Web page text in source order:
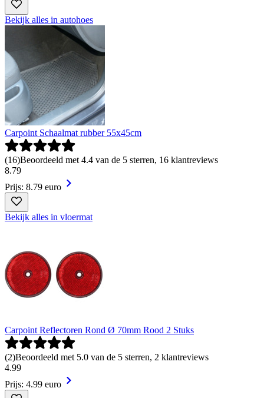
Bekijk alles in autohoes
Carpoint Schaalmat rubber 55x45cm
(16)Beoordeeld met 4.4 van de 5 sterren, 16 klantreviews
8.79
Prijs: 8.79 euro
Bekijk alles in vloermat
Carpoint Reflectoren Rond Ø 70mm Rood 2 Stuks
(2)Beoordeeld met 5.0 van de 5 sterren, 2 klantreviews
4.99
Prijs: 4.99 euro